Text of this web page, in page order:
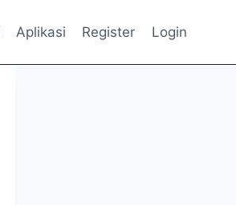
Aplikasi Register Login